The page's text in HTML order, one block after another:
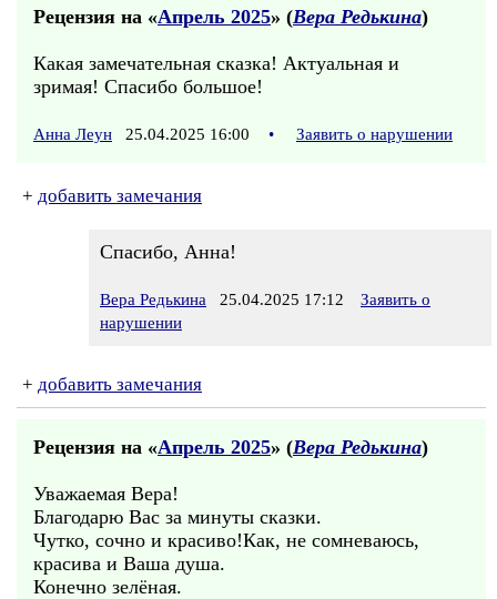
Рецензия на «Апрель 2025» (Вера Редькина)
Какая замечательная сказка! Актуальная и
зримая! Спасибо большое!
Анна Леун 25.04.2025 16:00 • Заявить о нарушении
+ добавить замечания
Спасибо, Анна!
Вера Редькина 25.04.2025 17:12
Заявить о
нарушении
+ добавить замечания
Рецензия на «Апрель 2025» (Вера Редькина)
Уважаемая Вера!
Благодарю Вас за минуты сказки.
Чутко, сочно и красиво!Как, не сомневаюсь,
красива и Ваша душа.
Конечно зелёная.